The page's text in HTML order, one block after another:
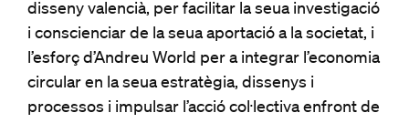
disseny valencià, per facilitar la seua investigació
i conscienciar de la seua aportació a la societat, i
l’esforç d’Andreu World per a integrar l’economia
circular en la seua estratègia, dissenys i
processos i impulsar l’acció col·lectiva enfront de